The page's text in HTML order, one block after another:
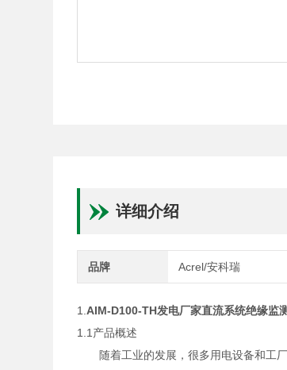
详细介绍
品牌 Acrel/安科瑞
1. AIM-D100-TH发电厂家直流系统绝缘监
1.1产品概述
随着工业的发展，很多用电设备和工